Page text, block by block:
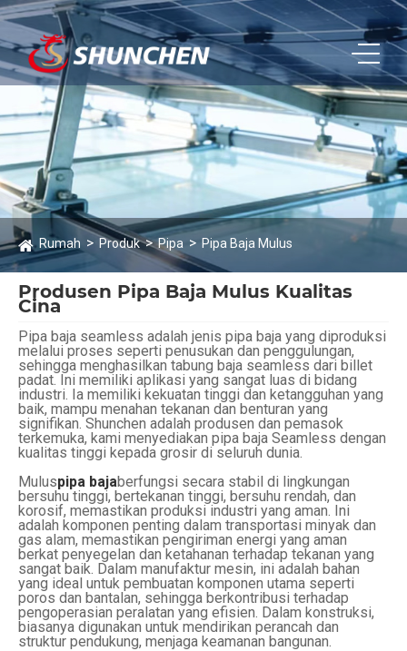
Rumah Produk Pipa Pipa Baja Mulus
Produsen Pipa Baja Mulus Kualitas
Cina
Pipa baja seamless adalah jenis pipa baja yang diproduksi
melalui proses seperti penusukan dan penggulungan,
sehingga menghasilkan tabung baja seamless dari billet
padat. Ini memiliki aplikasi yang sangat luas di bidang
industri. Ia memiliki kekuatan tinggi dan ketangguhan yang
baik, mampu menahan tekanan dan benturan yang
signifikan. Shunchen adalah produsen dan pemasok
terkemuka, kami menyediakan pipa baja Seamless dengan
kualitas tinggi kepada grosir di seluruh dunia.
Muluspipa bajaberfungsi secara stabil di lingkungan
bersuhu tinggi, bertekanan tinggi, bersuhu rendah, dan
korosif, memastikan produksi industri yang aman. Ini
adalah komponen penting dalam transportasi minyak dan
gas alam, memastikan pengiriman energi yang aman
berkat penyegelan dan ketahanan terhadap tekanan yang
sangat baik. Dalam manufaktur mesin, ini adalah bahan
yang ideal untuk pembuatan komponen utama seperti
poros dan bantalan, sehingga berkontribusi terhadap
pengoperasian peralatan yang efisien. Dalam konstruksi,
biasanya digunakan untuk mendirikan perancah dan
struktur pendukung, menjaga keamanan bangunan.